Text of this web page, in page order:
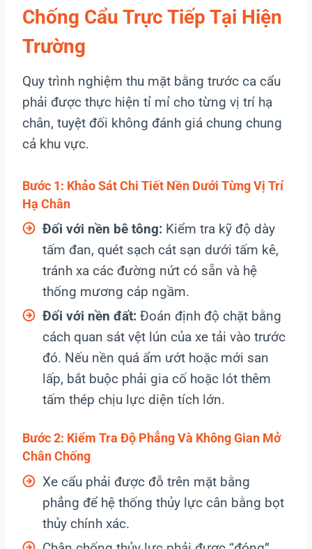
Chống Cẩu Trực Tiếp Tại Hiện
Trường
Quy trình nghiệm thu mặt bằng trước ca cẩu
phải được thực hiện tỉ mỉ cho từng vị trí hạ
chân, tuyệt đối không đánh giá chung chung
cả khu vực.
Bước 1: Khảo Sát Chi Tiết Nền Dưới Từng Vị Trí
Hạ Chân
Đối với nền bê tông: Kiểm tra kỹ độ dày
tấm đan, quét sạch cát sạn dưới tấm kê,
tránh xa các đường nứt có sẵn và hệ
thống mương cáp ngầm.
Đối với nền đất: Đoán định độ chặt bằng
cách quan sát vệt lún của xe tải vào trước
đó. Nếu nền quá ẩm ướt hoặc mới san
lấp, bắt buộc phải gia cố hoặc lót thêm
tấm thép chịu lực diện tích lớn.
Bước 2: Kiểm Tra Độ Phẳng Và Không Gian Mở
Chân Chống
Xe cẩu phải được đỗ trên mặt bằng
phẳng để hệ thống thủy lực cân bằng bọt
thủy chính xác.